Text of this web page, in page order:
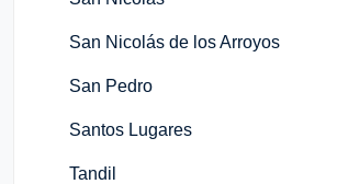
San Nicolás de los Arroyos
San Pedro
Santos Lugares
Tandil